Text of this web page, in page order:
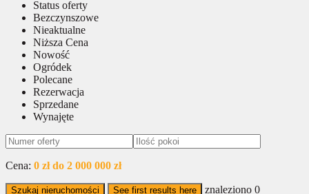
Status oferty
Bezczynszowe
Nieaktualne
Niższa Cena
Nowość
Ogródek
Polecane
Rezerwacja
Sprzedane
Wynajęte
Cena: 0 zł do 2 000 000 zł
Szukaj nieruchomości See first results here znaleziono 0